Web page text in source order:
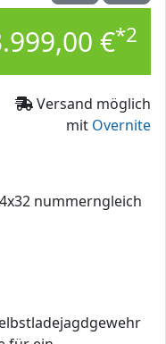
€*2
Versand möglich
mit Overnite
nummerngleich